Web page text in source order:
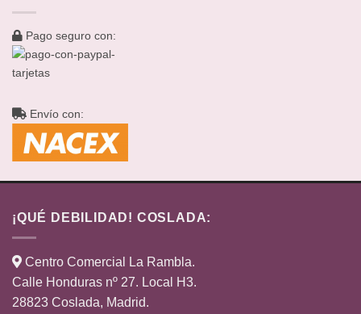
Pago seguro con:
Envío con:
¡QUÉ DEBILIDAD! COSLADA:
Centro Comercial La Rambla.
Calle Honduras nº 27. Local H3.
28823 Coslada, Madrid.